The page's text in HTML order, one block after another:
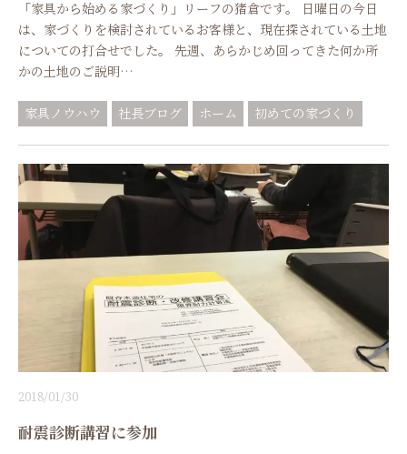
「家具から始める家づくり」リーフの猪倉です。 日曜日の今日
は、家づくりを検討されているお客様と、現在探されている土地
についての打合せでした。 先週、あらかじめ回ってきた何か所
かの土地のご説明…
家具ノウハウ 社長ブログ ホーム 初めての家づくり
2018/01/30
耐震診断講習に参加